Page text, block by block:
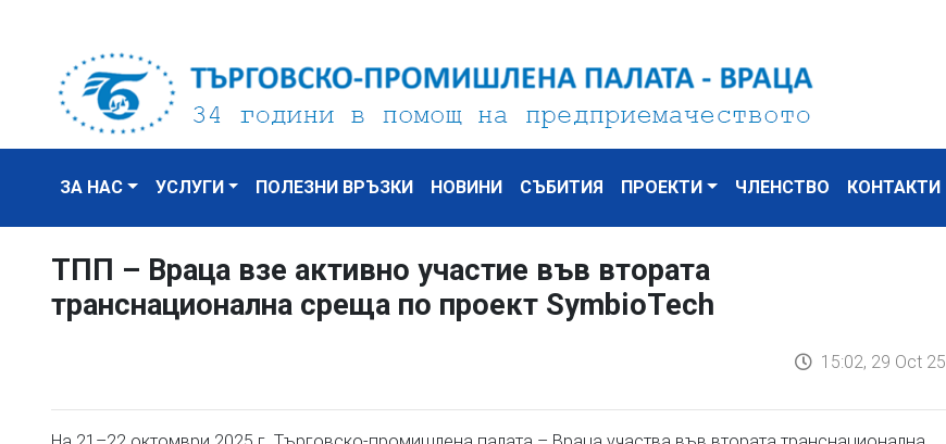
ЗА НАС УСЛУГИ ПОЛЕЗНИ ВРЪЗКИ НОВИНИ СЪБИТИЯ ПРОЕКТИ ЧЛЕНСТВО КОНТАКТИ
ТПП – Враца взе активно участие във втората
транснационална среща по проект SymbioTech
15:02, 29 Oct 25